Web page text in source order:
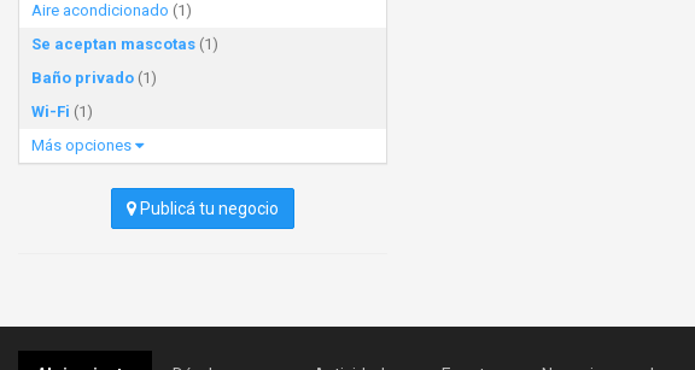
Aire acondicionado (1)
Se aceptan mascotas (1)
Baño privado (1)
Wi-Fi (1)
Más opciones
Publicá tu negocio